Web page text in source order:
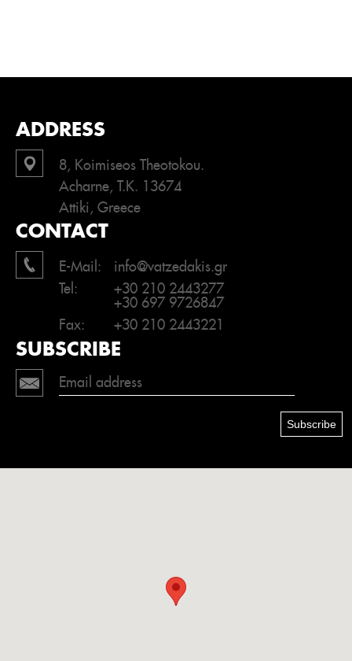
ADDRESS
8, Koimiseos Theotokou.
Acharne, T.K. 13674
Attiki, Greece
CONTACT
E-Mail:
info@vatzedakis.gr
Tel:
+30 210 2443277
+30 697 9726847
Fax:
+30 210 2443221
SUBSCRIBE
Subscribe